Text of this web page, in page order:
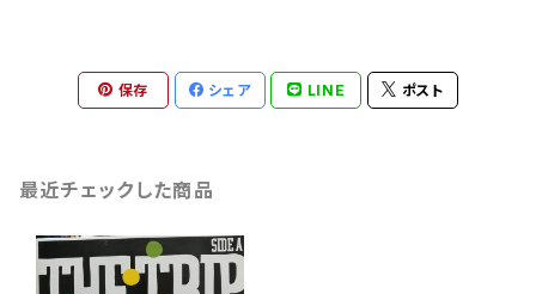
保存 シェア LINE ポスト
最近チェックした商品